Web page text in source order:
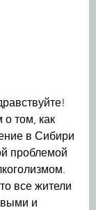
том, как
в Сибири
проблемой
все жители
и